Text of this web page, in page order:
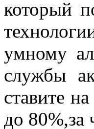
который
умному
службы
ставите
до 80%,за